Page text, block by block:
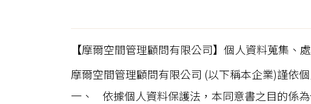
【摩爾空間管理顧問有限公司】個人資料蒐集、
摩爾空間管理顧問有限公司 (以下稱本企業)謹依
一、 依據個人資料保護法，本同意書之目的係